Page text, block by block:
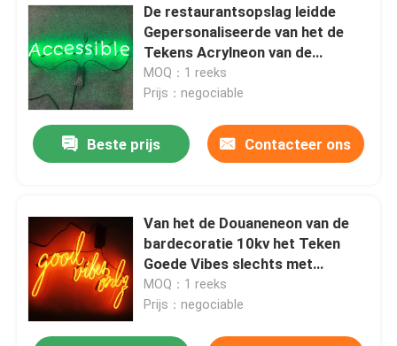
De restaurantsopslag leidde
Gepersonaliseerde van het de
Tekens Acrylneon van de
Neonbar het Tekenraad
MOQ：1 reeks
Prijs：negociable
Beste prijs Contacteer ons
Van het de Douaneneon van de
bardecoratie 10kv het Teken
Goede Vibes slechts met
Acrylraad
MOQ：1 reeks
Prijs：negociable